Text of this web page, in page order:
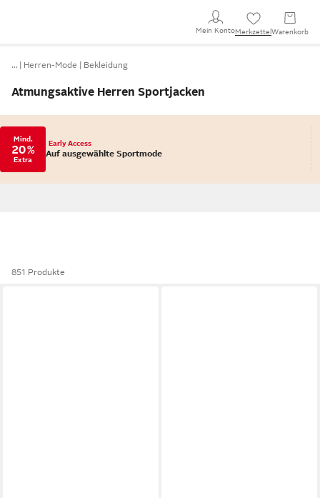
Mein KontoMerkzettel Warenkorb
… Herren-Mode Bekleidung
Atmungsaktive Herren Sportjacken
Mind.
20 %
Extra
Early Access
Auf ausgewählte Sportmode
851 Produkte